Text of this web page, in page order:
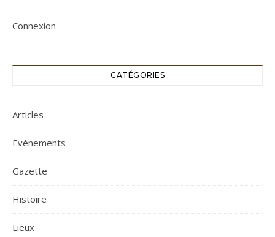
Connexion
CATÉGORIES
Articles
Evénements
Gazette
Histoire
Lieux